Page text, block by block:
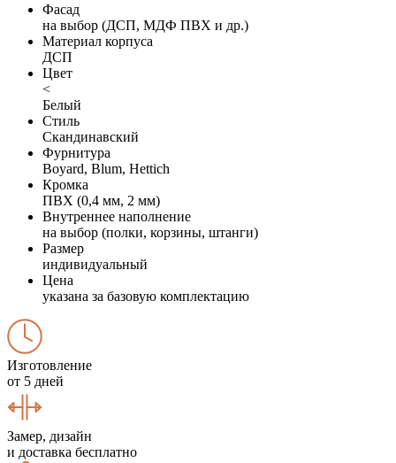
Фасад
на выбор (ДСП, МДФ ПВХ и др.)
Материал корпуса
ДСП
Цвет
<
Белый
Стиль
Скандинавский
Фурнитура
Boyard, Blum, Hettich
Кромка
ПВХ (0,4 мм, 2 мм)
Внутреннее наполнение
на выбор (полки, корзины, штанги)
Размер
индивидуальный
Цена
указана за базовую комплектацию
Изготовление
от 5 дней
Замер, дизайн
и доставка бесплатно